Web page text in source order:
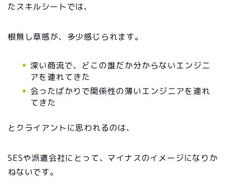
たスキルシートでは、
根無し草感が、多少感じられます。
深い商流で、どこの誰だか分からないエンジニ
アを連れてきた
会ったばかりで関係性の薄いエンジニアを連れ
てきた
とクライアントに思われるのは、
SESや派遣会社にとって、マイナスのイメージになりか
ねないです。